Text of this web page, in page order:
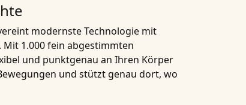
modernste Technologie mit
Mit 1.000 fein abgestimmten
und punktgenau an Ihren Körper
und stützt genau dort, wo